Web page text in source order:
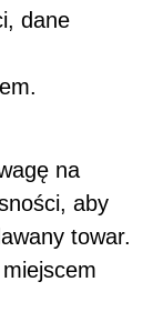
dane
na
aby
towar.